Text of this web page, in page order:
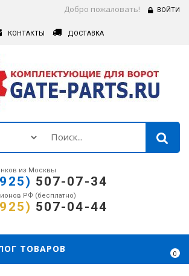
Добро пожаловать! ВОЙТИ
КОНТАКТЫ ДОСТАВКА
из Москвы
507-07-34
РФ (бесплатно)
507-04-44
0
ТОВАРОВ